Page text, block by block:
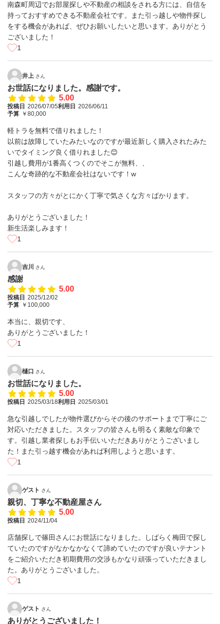
南森町周辺でお部屋探しや不動産の相談をされる方には、自信を
持っておすすめできる不動産会社です。また引っ越しや物件探し
をする機会があれば、ぜひお願いしたいと思います。ありがとう
ございました！
1
井上 さん
お世話になりました。感謝です。
5.00
投稿日 2026/07/05利用日 2026/06/11
予算 ￥80,000
軽トラを無料で借りれました！
以前は故障していたみたいなのですが最近新しく購入されたみた
いでタイミング良く借りれました😊
引越し費用が1番高くつくのでそこが無料、、
こんな奇跡的な不動産会社はないです！w
スタッフの方々がとにかく丁寧で気さくな方々ばかります。
ありがとうございました！
新生活楽しみます！
1
吉川 さん
感謝
5.00
投稿日 2025/12/02
予算 ￥100,000
本当に、親切です、
ありがとうございました！
1
樋口 さん
お世話になりました。
5.00
投稿日 2025/03/18利用日 2025/03/01
急な引越しでしたが物件選びからその後のサポートまで丁寧にご
対応いただきました。スタッフの皆さんも明るく素敵な印象で
す。引越し業者探しもお手伝いいただきありがとうございまし
た！また引っ越す機会があれば利用しようと思います。
1
ゲスト さん
親切、丁寧な不動産屋さん
5.00
投稿日 2024/11/04
店舗探しで篠田さんにお世話になりました。しばらく梅田で探し
ていたのですがなかなかなくて諦めていたのですが良いテナント
をご紹介いただき初期費用の交渉もかなり頑張っていただきまし
た。ありがとうございました。
1
ゲスト さん
ありがとうございました！